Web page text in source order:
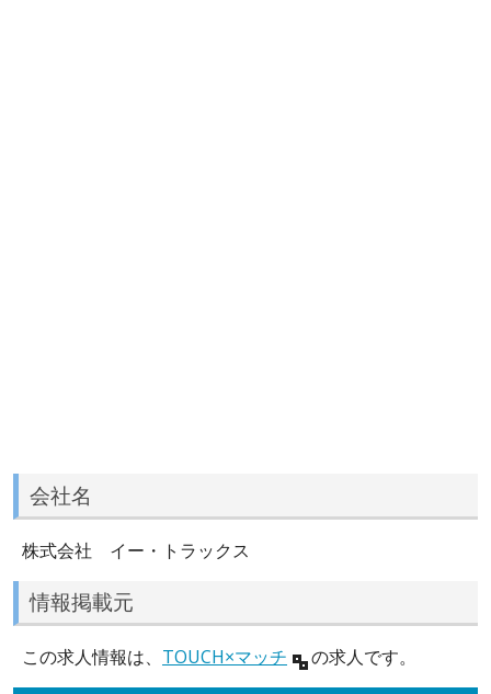
会社名
株式会社 イー・トラックス
情報掲載元
この求人情報は、 TOUCH×マッチ の求人です。